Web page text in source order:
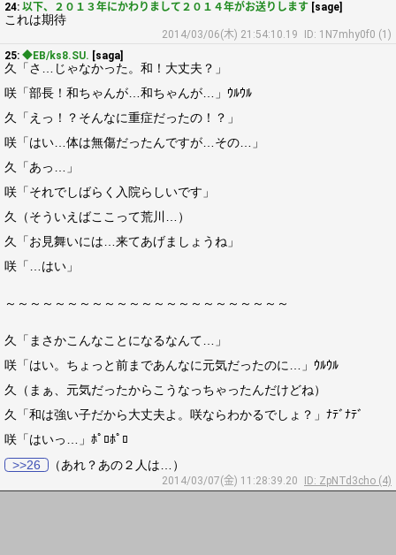
24: 以下、２０１３年にかわりまして２０１４年がお送りします [sage]
これは期待
2014/03/06(木) 21:54:10.19
ID: 1N7mhy0f0 (1)
25: ◆EB/ks8.SU. [saga]
久「さ…じゃなかった。和！大丈夫？」
咲「部長！和ちゃんが…和ちゃんが…」ｳﾙｳﾙ
久「えっ！？そんなに重症だったの！？」
咲「はい…体は無傷だったんですが…その…」
久「あっ…」
咲「それでしばらく入院らしいです」
久（そういえばここって荒川…）
久「お見舞いには…来てあげましょうね」
咲「…はい」
～～～～～～～～～～～～～～～～～～～～～～～
久「まさかこんなことになるなんて…」
咲「はい。ちょっと前まであんなに元気だったのに…」ｳﾙｳﾙ
久（まぁ、元気だったからこうなっちゃったんだけどね）
久「和は強い子だから大丈夫よ。咲ならわかるでしょ？」ﾅﾃﾞﾅﾃﾞ
咲「はいっ…」ﾎﾟﾛﾎﾟﾛ
>>26
（あれ？あの２人は…）
2014/03/07(金) 11:28:39.20 ID: ZpNTd3cho (4)